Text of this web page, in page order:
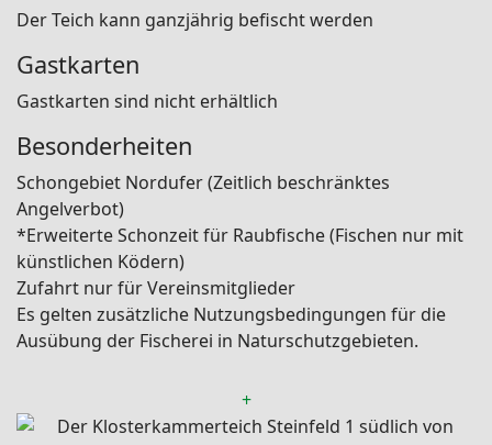
Der Teich kann ganzjährig befischt werden
Gastkarten
Gastkarten sind nicht erhältlich
Besonderheiten
Schongebiet Nordufer (Zeitlich beschränktes
Angelverbot)
*Erweiterte Schonzeit für Raubfische (Fischen nur mit
künstlichen Ködern)
Zufahrt nur für Vereinsmitglieder
Es gelten zusätzliche Nutzungsbedingungen für die
Ausübung der Fischerei in Naturschutzgebieten.
+